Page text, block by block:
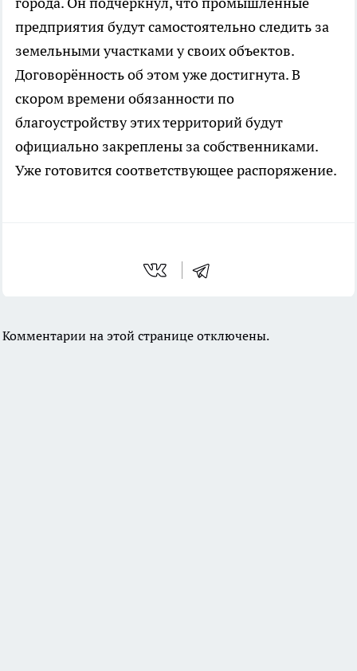
предприятия будут самостоятельно следить за
земельными участками у своих объектов.
Договорённость об этом уже достигнута. В
скором времени обязанности по
благоустройству этих территорий будут
официально закреплены за собственниками.
Уже готовится соответствующее распоряжение.
Комментарии на этой странице отключены.